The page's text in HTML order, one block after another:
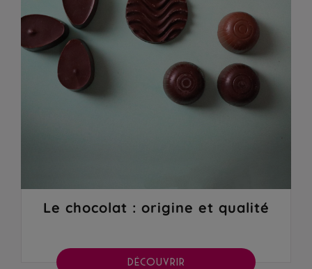
Le chocolat : origine et qualité
DÉCOUVRIR